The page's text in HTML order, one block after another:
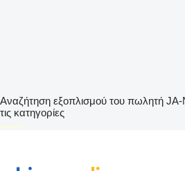
Αναζήτηση εξοπλισμού του πωλητή
τις κατηγορίες
disallow-in-dsa